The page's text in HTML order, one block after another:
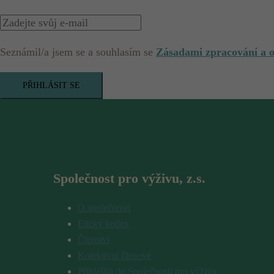
Seznámil/a jsem se a souhlasím se Zásadami zpracování a
PŘIHLÁSIT SE
Společnost pro výživu, z.s.